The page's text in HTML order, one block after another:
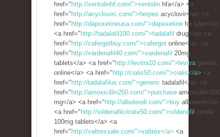
href=" http://ventolinhf.com/">ventolin hfa</a> <a
href=" http://acyclovirc.com/">herpes acyclovir</a> <a
href=" http://dapoxetineusa.com/">dapoxetine for sale</a>
<a href=" http://tadalafil100.com/">tadalafil drug</a> <a
href=" http://cafergotbuy.com/">cafergot online</a> <a
href=" http://vardenafil40.com/">vardenafil 20mg
tablets</a> <a href=" http://levitra10.com/">levitrageneric
online</a> <a href=" http://cialis50.com/">cialis</a> <a
href=" http://tadalafilus.com/">generic tadalafil</a> <a
href=" http://amoxicillin250.com/">purchase amoxicillin
mg</a> <a href=" http://albuteroli.com/">buy albuterol</a>
<a href=" http://sildenafilcitrate50.com/">sildenafil citrate
100mg tablets</a> <a
href=" http://valtrexsale.com/">valtrex</a> <a